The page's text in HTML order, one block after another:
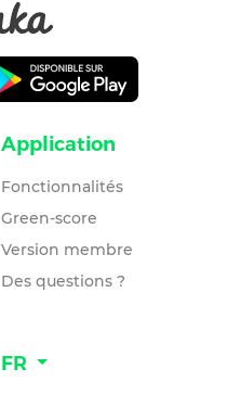
Application
Fonctionnalités
Green-score
Version membre
Des questions ?
FR